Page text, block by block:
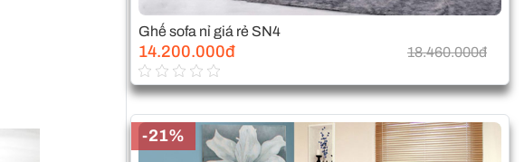
Ghế sofa nỉ giá rẻ SN4
14.200.000đ 18.460.000đ
-21%